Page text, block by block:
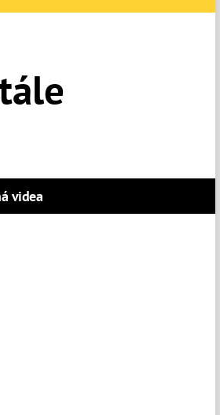
videa